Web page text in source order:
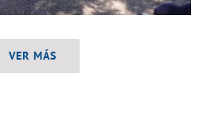
VER MÁS